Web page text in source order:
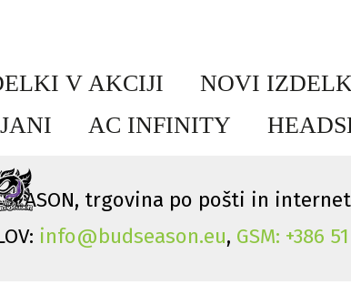
V AKCIJI
NOVI
AC INFINITY
SEASON, trgovina po pošti in
info@budseason.eu, GSM: +386